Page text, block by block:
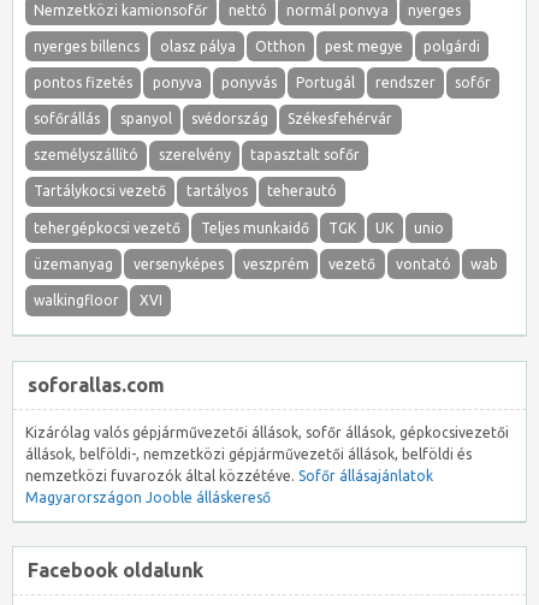
Nemzetközi kamionsofőr nettó normál ponvya nyerges
nyerges billencs olasz pálya Otthon pest megye polgárdi
pontos fizetés ponyva ponyvás Portugál rendszer sofőr
sofőrállás spanyol svédország Székesfehérvár
személyszállító szerelvény tapasztalt sofőr
Tartálykocsi vezető tartályos teherautó
tehergépkocsi vezető Teljes munkaidő TGK UK unio
üzemanyag versenyképes veszprém vezető vontató wab
walkingfloor XVI
soforallas.com
Kizárólag valós gépjárművezetői állások, sofőr állások, gépkocsivezetői
állások, belföldi-, nemzetközi gépjárművezetői állások, belföldi és
nemzetközi fuvarozók által közzétéve. Sofőr állásajánlatok
Magyarországon Jooble álláskereső
Facebook oldalunk